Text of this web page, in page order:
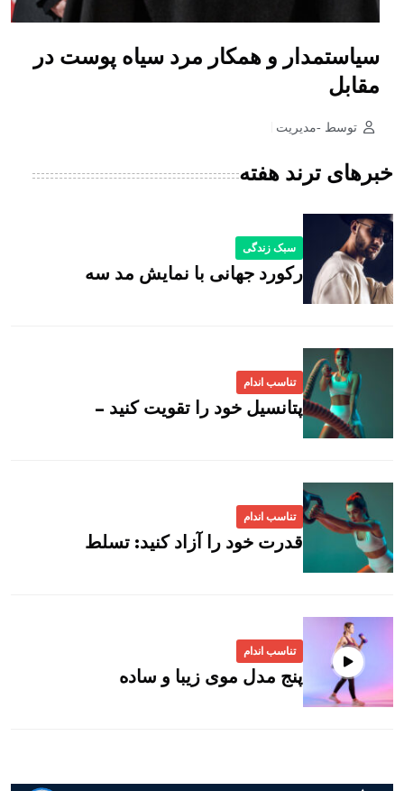
سیاستمدار و همکار مرد سیاه پوست در
مقابل
توسط -مدیریت
خبرهای ترند هفته
سبک زندگی
رکورد جهانی با نمایش مد سه
تناسب اندام
پتانسیل خود را تقویت کنید –
تناسب اندام
قدرت خود را آزاد کنید: تسلط
تناسب اندام
پنج مدل موی زیبا و ساده